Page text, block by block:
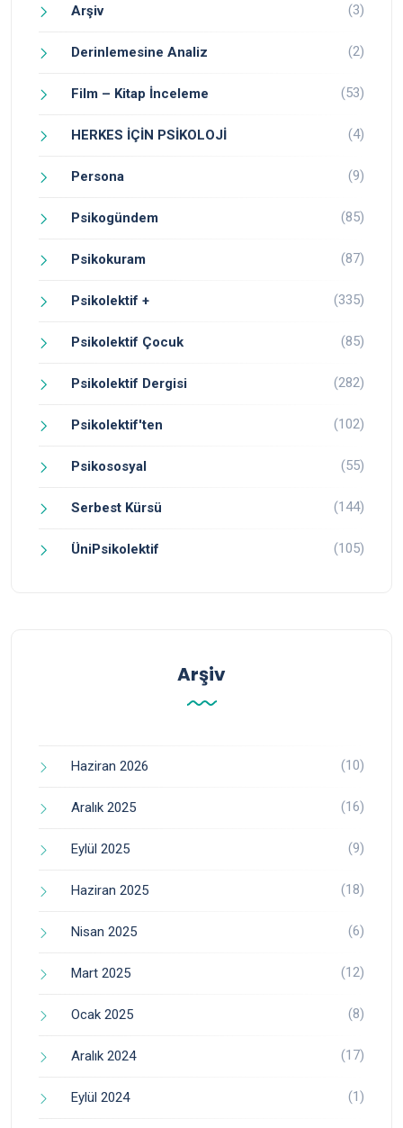
Arşiv (3)
Derinlemesine Analiz (2)
Film – Kitap İnceleme (53)
HERKES İÇİN PSİKOLOJİ (4)
Persona (9)
Psikogündem (85)
Psikokuram (87)
Psikolektif + (335)
Psikolektif Çocuk (85)
Psikolektif Dergisi (282)
Psikolektif'ten (102)
Psikososyal (55)
Serbest Kürsü (144)
ÜniPsikolektif (105)
Arşiv
Haziran 2026 (10)
Aralık 2025 (16)
Eylül 2025 (9)
Haziran 2025 (18)
Nisan 2025 (6)
Mart 2025 (12)
Ocak 2025 (8)
Aralık 2024 (17)
Eylül 2024 (1)